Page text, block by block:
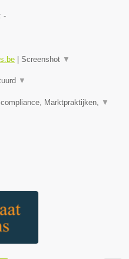
-
Screenshot ▼
▼
Marktpraktijken, ▼